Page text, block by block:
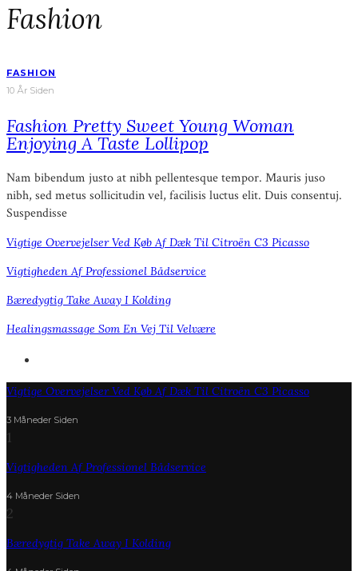
Fashion
FASHION
10 År Siden
Fashion Pretty Sweet Young Woman
Enjoying A Taste Lollipop
Nam bibendum justo at nibh pellentesque tempor. Mauris juso
nibh, sed metus sollicitudin vel, facilisis luctus elit. Duis consentuj.
Suspendisse
Vigtige Overvejelser Ved Køb Af Dæk Til Citroën C3 Picasso
Vigtigheden Af Professionel Bådservice
Bæredygtig Take Away I Kolding
Healingsmassage Som En Vej Til Velvære
Vigtige Overvejelser Ved Køb Af Dæk Til Citroën C3 Picasso
3 Måneder Siden
1
Vigtigheden Af Professionel Bådservice
4 Måneder Siden
2
Bæredygtig Take Away I Kolding